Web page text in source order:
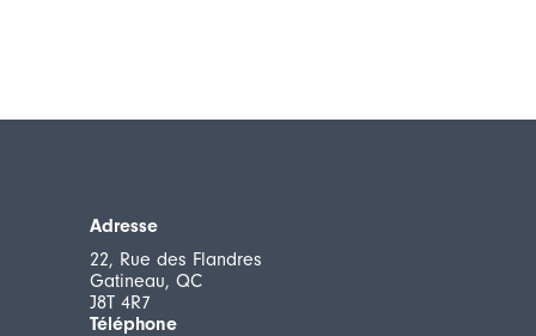
Adresse
22, Rue des Flandres
Gatineau, QC
J8T 4R7
Téléphone